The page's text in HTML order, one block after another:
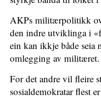
AKPs militærpolitikk
den indre utviklinga i
ein kan ikkje både
omlegging av militæret.
For det andre vil fleire
sosialdemokratar flest